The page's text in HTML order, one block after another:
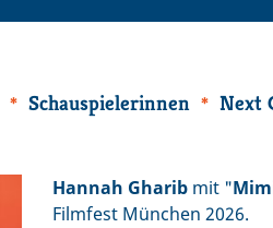
Schauspielerinnen Next
Hannah Gharib mit "
Filmfest München 2026.